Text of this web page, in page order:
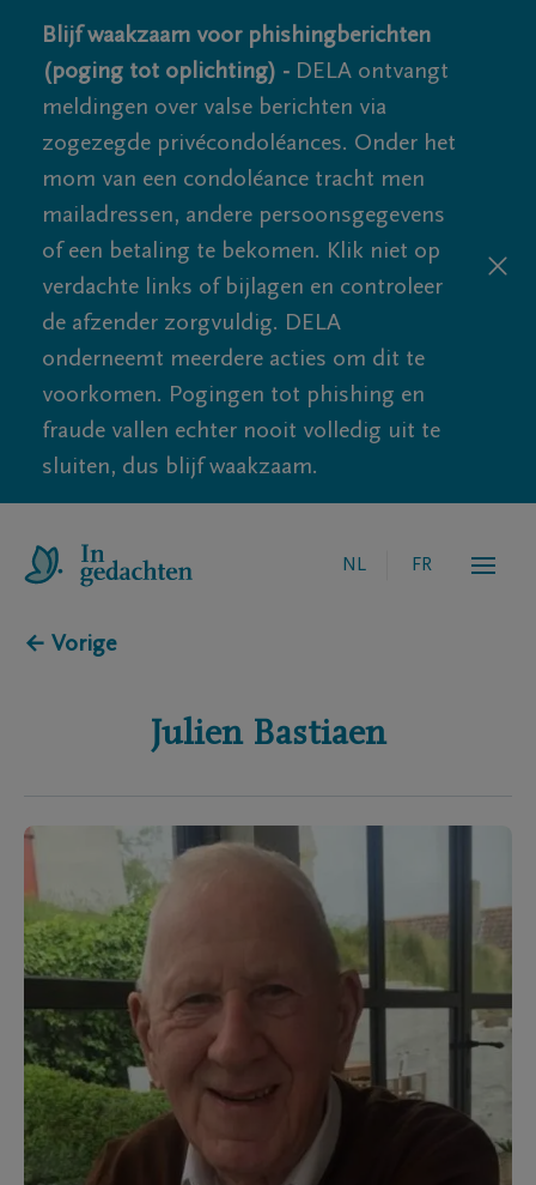
Blijf waakzaam voor phishingberichten
(poging tot oplichting) - DELA ontvangt
meldingen over valse berichten via
zogezegde privécondoléances. Onder het
mom van een condoléance tracht men
mailadressen, andere persoonsgegevens
of een betaling te bekomen. Klik niet op
verdachte links of bijlagen en controleer
de afzender zorgvuldig. DELA
onderneemt meerdere acties om dit te
voorkomen. Pogingen tot phishing en
fraude vallen echter nooit volledig uit te
sluiten, dus blijf waakzaam.
NL FR
← Vorige
Julien Bastiaen